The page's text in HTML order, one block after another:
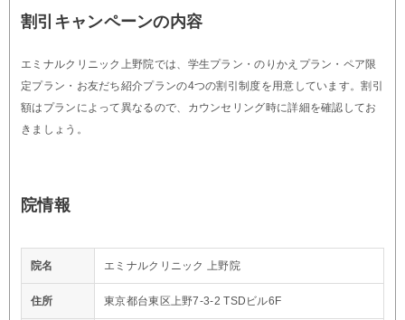
割引キャンペーンの内容
エミナルクリニック上野院では、学生プラン・のりかえプラン・ペア限
定プラン・お友だち紹介プランの4つの割引制度を用意しています。割引
額はプランによって異なるので、カウンセリング時に詳細を確認してお
きましょう。
院情報
院名 エミナルクリニック 上野院
住所 東京都台東区上野7-3-2 TSDビル6F